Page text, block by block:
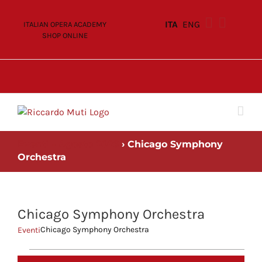
ITALIAN OPERA ACADEMY
SHOP ONLINE
ITA ENG
› Chicago Symphony
Orchestra
Chicago Symphony Orchestra
EventiChicago Symphony Orchestra
Eventi